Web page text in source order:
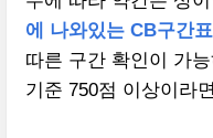
에 나와있는 CB구간표
따른 구간 확인이 가
기준 750점 이상이라